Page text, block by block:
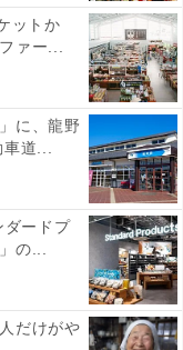
楽しみ方を提案
ットか
ァー...
に、龍野
道...
ダードプ
の...
だけがや